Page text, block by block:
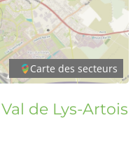
Carte des secteurs
de Lys-Artois